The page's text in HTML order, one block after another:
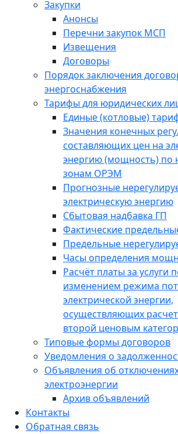
Закупки
Анонсы
Перечни закупок МСП
Извещения
Договоры
Порядок заключения
энергоснабжения
Тарифы для юридических
Единые (котловые)
Значения конечных
составляющих цен на
энергию (мощность) по
зонам ОРЭМ
Прогнозные
электрическую энергию
Сбытовая надбавка ГП
Фактические
Предельные
Часы определения
Расчёт платы за услуги
изменением режима
электрической энергии,
осуществляющих
второй ценовым
Типовые формы договоров
Уведомления о
Объявления об
электроэнергии
Архив объявлений
Контакты
Обратная связь